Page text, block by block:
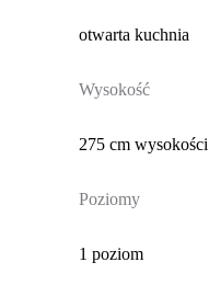
otwarta kuchnia
Wysokość
275 cm wysokości
Poziomy
1 poziom